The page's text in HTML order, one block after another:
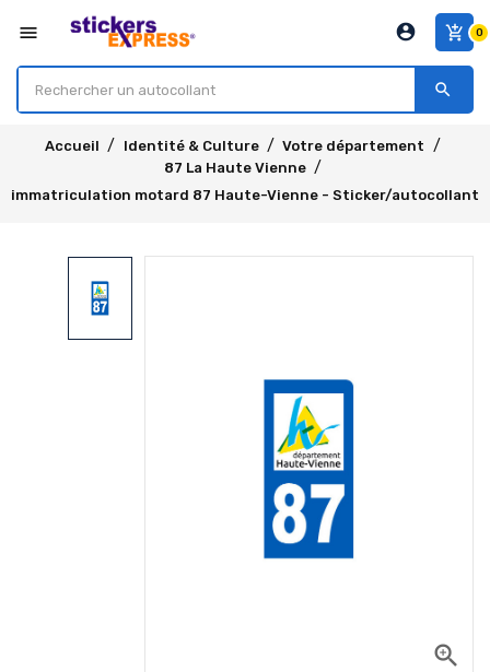
menu add_shopping_cart 0
account_circle
search
Accueil Identité & Culture
Votre département
87 La Haute Vienne
immatriculation motard 87 Haute-Vienne - Sticker/autocollant
zoom_in